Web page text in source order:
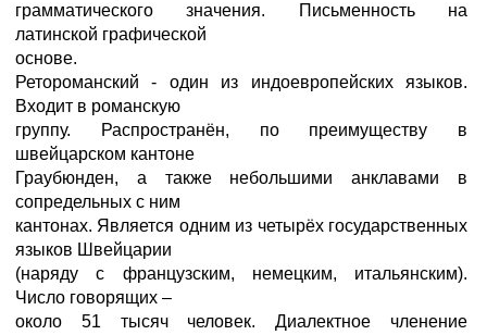
грамматического значения. Письменность на
латинской графической
основе.
Ретороманский - один из индоевропейских языков.
Входит в романскую
группу. Распространён, по преимуществу в
швейцарском кантоне
Граубюнден, а также небольшими анклавами в
сопредельных с ним
кантонах. Является одним из четырёх государственных
языков Швейцарии
(наряду с французским, немецким, итальянским).
Число говорящих –
около 51 тысяч человек. Диалектное членение